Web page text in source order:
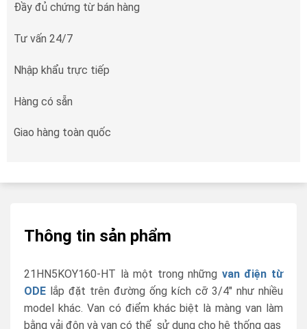
Đầy đủ chứng từ bán hàng
Tư vấn 24/7
Nhập khẩu trực tiếp
Hàng có sẵn
Giao hàng toàn quốc
Thông tin sản phẩm
21HN5KOY160-HT là một trong những van điện từ
ODE lắp đặt trên đường ống kích cỡ 3/4″ như nhiều
model khác. Van có điểm khác biệt là màng van làm
bằng vải độn và van có thể sử dụng cho hệ thống gas